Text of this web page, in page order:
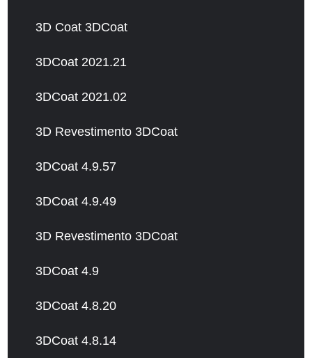
3D Coat 3DCoat
3DCoat 2021.21
3DCoat 2021.02
3D Revestimento 3DCoat
3DCoat 4.9.57
3DCoat 4.9.49
3D Revestimento 3DCoat
3DCoat 4.9
3DCoat 4.8.20
3DCoat 4.8.14